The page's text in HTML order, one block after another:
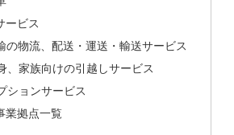
ービス
の物流、配送・運送・輸送サービス
、家族向けの引越しサービス
ションサービス
業拠点一覧